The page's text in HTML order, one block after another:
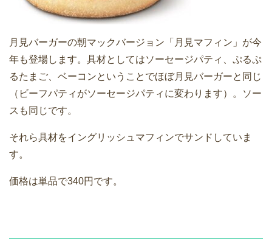
月見バーガーの朝マックバージョン「月見マフィン」が今
年も登場します。具材としてはソーセージパティ、ぷるぷ
るたまご、ベーコンということでほぼ月見バーガーと同じ
（ビーフパティがソーセージパティに変わります）。ソー
スも同じです。
それら具材をイングリッシュマフィンでサンドしていま
す。
価格は単品で340円です。